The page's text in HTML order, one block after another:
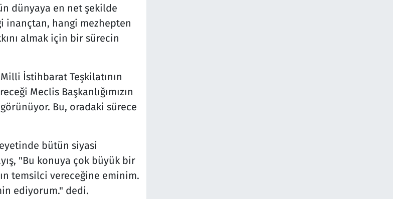
dünyaya en net şekilde
inançtan, hangi mezhepten
almak için bir sürecin
İstihbarat Teşkilatının
Meclis Başkanlığımızın
Bu, oradaki sürece
bütün siyasi
"Bu konuya çok büyük bir
temsilci vereceğine eminim.
ediyorum." dedi.